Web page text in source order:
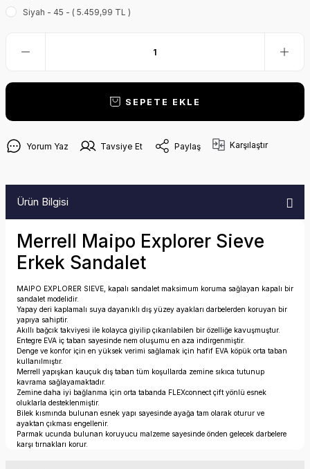
Siyah - 45 - ( 5.459,99 TL )
SEPETE EKLE
Yorum Yaz Tavsiye Et Paylaş Karşılaştır
Ürün Bilgisi
Merrell Maipo Explorer Sieve
Erkek Sandalet
MAIPO EXPLORER SIEVE, kapalı sandalet maksimum koruma sağlayan kapalı bir
sandalet modelidir.
Yapay deri kaplamalı suya dayanıklı dış yüzey ayakları darbelerden koruyan bir
yapıya sahiptir.
Akıllı bağcık takviyesi ile kolayca giyilip çıkarılabilen bir özelliğe kavuşmuştur.
Entegre EVA iç taban sayesinde nem oluşumu en aza indirgenmiştir.
Denge ve konfor için en yüksek verimi sağlamak için hafif EVA köpük orta taban
kullanılmıştır.
Merrell yapışkan kauçuk dış taban tüm koşullarda zemine sıkıca tutunup
kavrama sağlayamaktadır.
Zemine daha iyi bağlanma için orta tabanda FLEXconnect çift yönlü esnek
oluklarla desteklenmiştir.
Bilek kısmında bulunan esnek yapı sayesinde ayağa tam olarak oturur ve
ayaktan çıkması engellenir.
Parmak ucunda bulunan koruyucu malzeme sayesinde önden gelecek darbelere
karşı tırnakları korur.